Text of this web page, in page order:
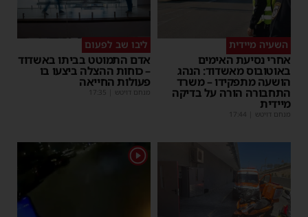
השעיה מיידית
אחרי נסיעת האימים
באוטובוס מאשדוד: הנהג
הושעה מתפקידו – משרד
התחבורה הורה על בדיקה
מיידית
מנחם דויטש 17:44
ליבו שב לפעום
אדם התמוטט בביתו באשדוד
– כוחות ההצלה ביצעו בו
פעולות החייאה
מנחם דויטש 17:35
1